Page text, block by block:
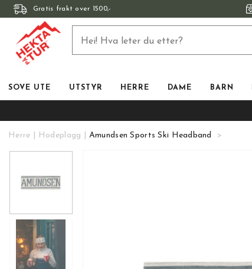
Gratis frakt over 1500,-
SOVE UTE UTSTYR HERRE DAME BARN
Herre Hodeplagg Amundsen Sports Ski Headband